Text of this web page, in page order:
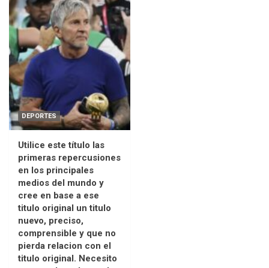
DEPORTES
Utilice este título las
primeras repercusiones
en los principales
medios del mundo y
cree en base a ese
titulo original un titulo
nuevo, preciso,
comprensible y que no
pierda relacion con el
titulo original. Necesito